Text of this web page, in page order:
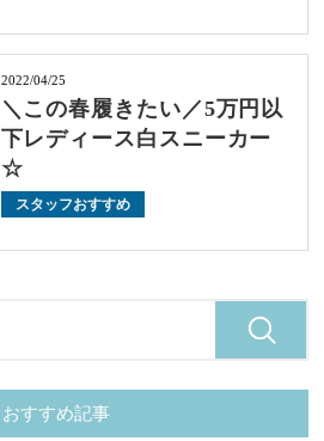
2022/04/25
＼この春履きたい／5万円以
下レディース白スニーカー
☆
スタッフおすすめ
おすすめ記事